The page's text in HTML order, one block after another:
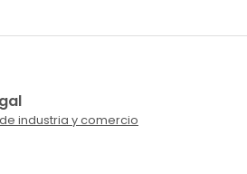
industria y comercio